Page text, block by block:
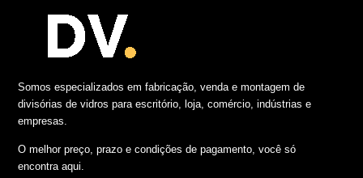
Somos especializados em fabricação, venda e montagem de
divisórias de vidros para escritório, loja, comércio, indústrias e
empresas.
O melhor preço, prazo e condições de pagamento, você só
encontra aqui.